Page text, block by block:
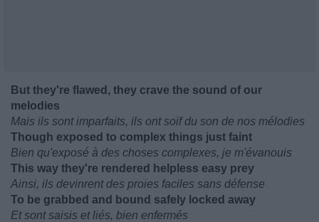
But they're flawed, they crave the sound of our
melodies
Mais ils sont imparfaits, ils ont soif du son de nos mélodies
Though exposed to complex things just faint
Bien qu'exposé à des choses complexes, je m'évanouis
This way they're rendered helpless easy prey
Ainsi, ils devinrent des proies faciles sans défense
To be grabbed and bound safely locked away
Et sont saisis et liés, bien enfermés